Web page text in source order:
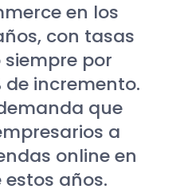
en los
con tasas
por
de incremento.
que
a
online en
años.